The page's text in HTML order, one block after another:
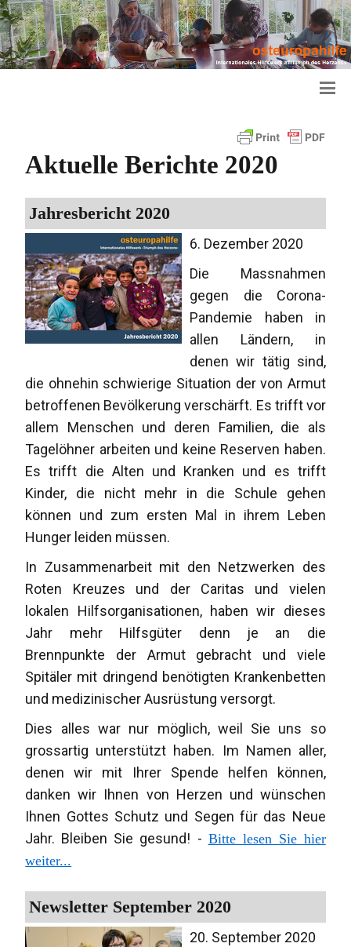
Aktuelle Berichte 2020
Jahresbericht 2020
6. Dezember 2020
Die Massnahmen
gegen die Corona-
Pandemie haben in
allen Ländern, in
denen wir tätig sind,
die ohnehin schwierige Situation der von Armut
betroffenen Bevölkerung verschärft. Es trifft vor
allem Menschen und deren Familien, die als
Tagelöhner arbeiten und keine Reserven haben.
Es trifft die Alten und Kranken und es trifft
Kinder, die nicht mehr in die Schule gehen
können und zum ersten Mal in ihrem Leben
Hunger leiden müssen.
In Zusammenarbeit mit den Netzwerken des
Roten Kreuzes und der Caritas und vielen
lokalen Hilfsorganisationen, haben wir dieses
Jahr mehr Hilfsgüter denn je an die
Brennpunkte der Armut gebracht und viele
Spitäler mit dringend benötigten Krankenbetten
und medizinischer Ausrüstung versorgt.
Dies alles war nur möglich, weil Sie uns so
grossartig unterstützt haben. Im Namen aller,
denen wir mit Ihrer Spende helfen können,
danken wir Ihnen von Herzen und wünschen
Ihnen Gottes Schutz und Segen für das Neue
Jahr. Bleiben Sie gesund! - Bitte lesen Sie hier
weiter...
Newsletter September 2020
20. September 2020